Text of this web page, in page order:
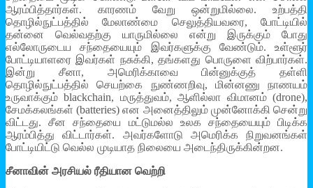
ஆரம்பித்தார்கள். காரணம் வேறு ஒன்றுமில்லை. உற்பத்தி
தொழில்நுட்பத்தில் மேலாண்மை செலுத்தியவரை, போட்டியில்
தன்னை வெல்வதற்கு யாருமில்லை என்று இருக்கும் போது
எல்லோருடைய சந்தையையும் இவர்களுக்கு வேண்டும். உள்ளூர்
போட்டியாளரை இவர்கள் நசுக்கி, தங்களது பொருளை விற்பார்கள்.
இன்று சீனா, அமெரிக்காவை பின்னுக்குத் தள்ளி
தொழில்நுட்பத்தில் செயற்கை நுண்ணறிவு, மின்னணு நாணயம்
உருவாக்கும் blackchain, மருத்துவம், ஆளில்லா விமானம் (drone),
சேமக்கலங்கள் (batteries) என அனைத்திலும் முன்னோக்கி சென்று
விட்டது. சீன சந்தையை மட்டுமல்ல உலக சந்தையையும் பிடிக்க
ஆரம்பித்து விட்டார்கள். அவர்களோடு அமெரிக்க நிறுவனங்கள்
போட்டியிட்டு வெல்ல முடியாத நிலையை அடைந்திருக்கின்றன.
சீனாவின் அரசியல் ரீதியான வெற்றி